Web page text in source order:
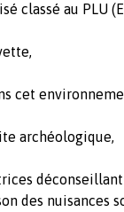
classé au PLU
cet
archéologique,
des nuisances